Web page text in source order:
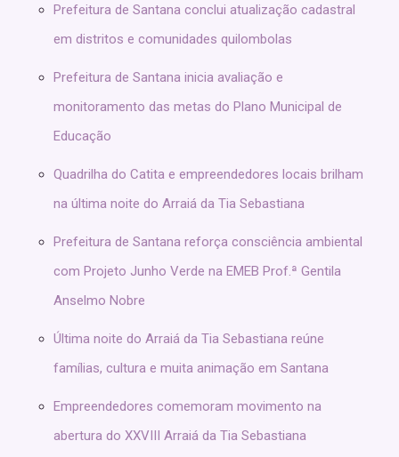
Prefeitura de Santana conclui atualização cadastral
em distritos e comunidades quilombolas
Prefeitura de Santana inicia avaliação e
monitoramento das metas do Plano Municipal de
Educação
Quadrilha do Catita e empreendedores locais brilham
na última noite do Arraiá da Tia Sebastiana
Prefeitura de Santana reforça consciência ambiental
com Projeto Junho Verde na EMEB Prof.ª Gentila
Anselmo Nobre
Última noite do Arraiá da Tia Sebastiana reúne
famílias, cultura e muita animação em Santana
Empreendedores comemoram movimento na
abertura do XXVIII Arraiá da Tia Sebastiana